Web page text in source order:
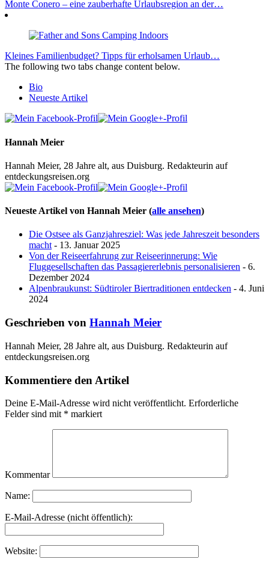
Monte Conero – eine zauberhafte Urlaubsregion an der…
Kleines Familienbudget? Tipps für erholsamen Urlaub…
The following two tabs change content below.
Bio
Neueste Artikel
Hannah Meier
Hannah Meier, 28 Jahre alt, aus Duisburg. Redakteurin auf
entdeckungsreisen.org
Neueste Artikel von Hannah Meier (alle ansehen)
Die Ostsee als Ganzjahresziel: Was jede Jahreszeit besonders
macht - 13. Januar 2025
Von der Reiseerfahrung zur Reiseerinnerung: Wie
Fluggesellschaften das Passagiererlebnis personalisieren - 6.
Dezember 2024
Alpenbraukunst: Südtiroler Biertraditionen entdecken - 4. Juni
2024
Geschrieben von Hannah Meier
Hannah Meier, 28 Jahre alt, aus Duisburg. Redakteurin auf
entdeckungsreisen.org
Kommentiere den Artikel
Deine E-Mail-Adresse wird nicht veröffentlicht. Erforderliche
Felder sind mit * markiert
Kommentar
Name:
E-Mail-Adresse (nicht öffentlich):
Website: